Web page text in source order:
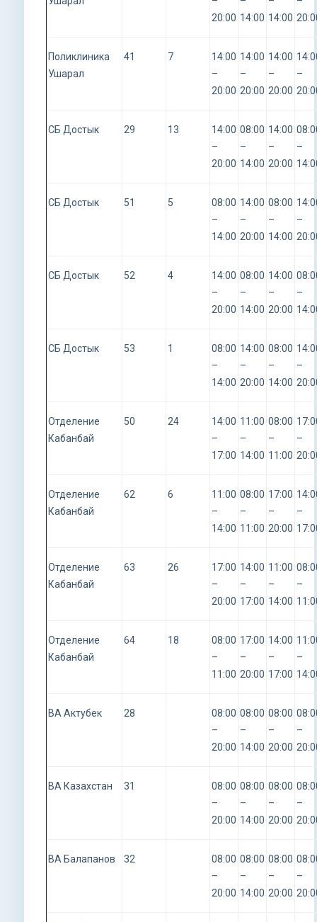
20:00 14:00 14:00
Поликлиника
Ушарал
41 7
14:00
–
20:00
14:00
–
20:00
14:00
–
20:00
–
СБ Достык 29 13
14:00
–
20:00
08:00
–
14:00
14:00
–
20:00
–
СБ Достык 51 5
08:00
–
14:00
14:00
–
20:00
08:00
–
14:00
–
СБ Достык 52 4
14:00
–
20:00
08:00
–
14:00
14:00
–
20:00
–
СБ Достык 53 1
08:00
–
14:00
14:00
–
20:00
08:00
–
14:00
–
Отделение
Кабанбай
50 24
14:00
–
17:00
11:00
–
14:00
08:00
–
11:00
–
Отделение
Кабанбай
62 6
11:00
–
14:00
08:00
–
11:00
17:00
–
20:00
–
Отделение
Кабанбай
63 26
17:00
–
20:00
14:00
–
17:00
11:00
–
14:00
–
Отделение
Кабанбай
64 18
08:00
–
11:00
17:00
–
20:00
14:00
–
17:00
–
ВА Актубек 28
08:00
–
20:00
08:00
–
14:00
08:00
–
20:00
–
ВА Казахстан 31
08:00
–
20:00
08:00
–
14:00
08:00
–
20:00
–
ВА Балапанов 32
08:00
–
20:00
08:00
–
14:00
08:00
–
20:00
–